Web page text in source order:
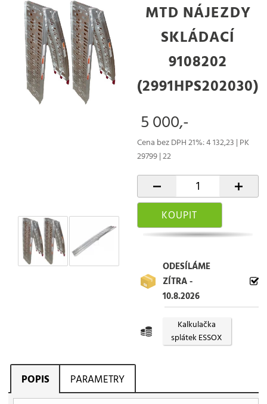
MTD NÁJEZDY
SKLÁDACÍ
9108202
(2991HPS202030)
5 000,-
Cena bez DPH 21%: 4 132,23 | PK
29799 | 22
- +
KOUPIT
ODESÍLÁME
ZÍTRA -
10.8.2026
Kalkulačka
splátek ESSOX
POPIS PARAMETRY